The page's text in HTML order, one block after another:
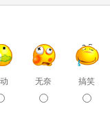
无奈 搞笑